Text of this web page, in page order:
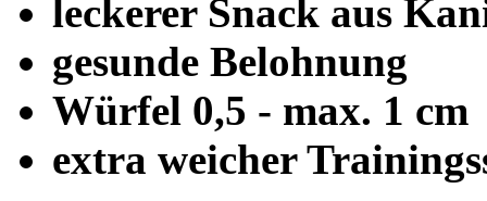
leckerer Snack aus
gesunde Belohnung
Würfel 0,5 - max. 1 cm
extra weicher